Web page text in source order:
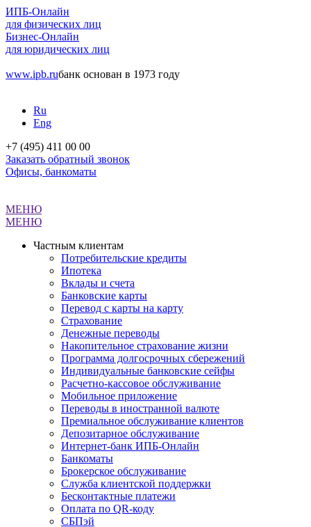
ИПБ-Онлайн
для физических лиц
Бизнес-Онлайн
для юридических лиц
www.ipb.ruбанк основан в 1973 году
Ru
Eng
+7 (495) 411 00 00
Заказать обратный звонок
Офисы, банкоматы
МЕНЮ
МЕНЮ
Частным клиентам
Потребительские кредиты
Ипотека
Вклады и счета
Банковские карты
Перевод с карты на карту
Страхование
Денежные переводы
Накопительное страхование жизни
Программа долгосрочных сбережений
Индивидуальные банковские сейфы
Расчетно-кассовое обслуживание
Мобильное приложение
Переводы в иностранной валюте
Премиальное обслуживание клиентов
Депозитарное обслуживание
Интернет-банк ИПБ-Онлайн
Банкоматы
Брокерское обслуживание
Служба клиентской поддержки
Бесконтактные платежи
Оплата по QR-коду
СБПэй